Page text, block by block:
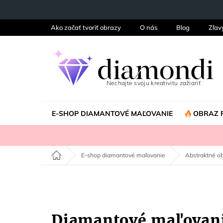
Ako začať tvoriť obrazy O nás Blog
E-SHOP DIAMANTOVÉ MAĽOVANIE OBRAZ
Domov E-shop diamantové maľovanie Abstraktné